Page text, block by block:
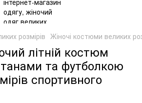
розмірів Жіночі костюми великих
літній костюм
та футболкою
спортивного